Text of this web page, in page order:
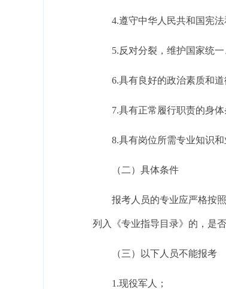
4.遵守中华人民共和国宪
5.反对分裂，维护国家统一
6.具有良好的政治素质和道
7.具有正常履行职责的身体
8.具有岗位所需专业知识和
（二）具体条件
报考人员的专业应严格按
列入《专业指导目录》的，是
（三）以下人员不能报考
1.现役军人；